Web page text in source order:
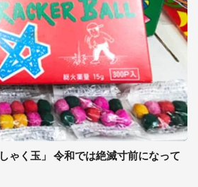
ゃく玉」 令和では絶滅寸前になって